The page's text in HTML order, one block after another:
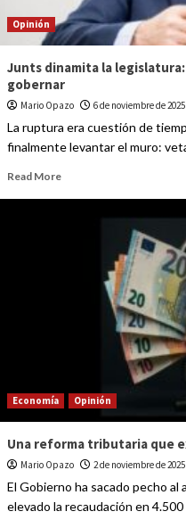
Opinión
Junts dinamita la
gobernar
Mario Opazo 6 de noviembre de 2025
La ruptura era cuestión de
finalmente levantar el muro:
Read More
Economía Opinión
Una reforma tributaria que
Mario Opazo 2 de noviembre de 2025
El Gobierno ha sacado pecho
elevado la recaudación en